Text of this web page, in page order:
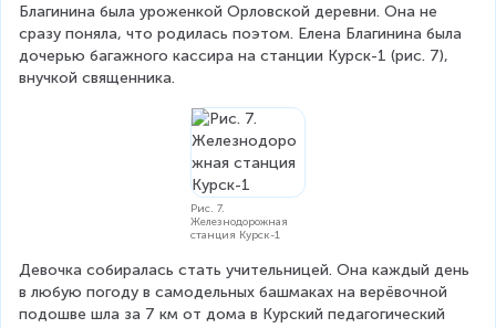
Благинина была уроженкой Орловской деревни. Она не
сразу поняла, что родилась поэтом. Елена Благинина была
дочерью багажного кассира на станции Курск-1 (рис. 7),
внучкой священника.
Рис. 7.
Железнодорожная
станция Курск-1
Девочка собиралась стать учительницей. Она каждый день
в любую погоду в самодельных башмаках на верёвочной
подошве шла за 7 км от дома в Курский педагогический